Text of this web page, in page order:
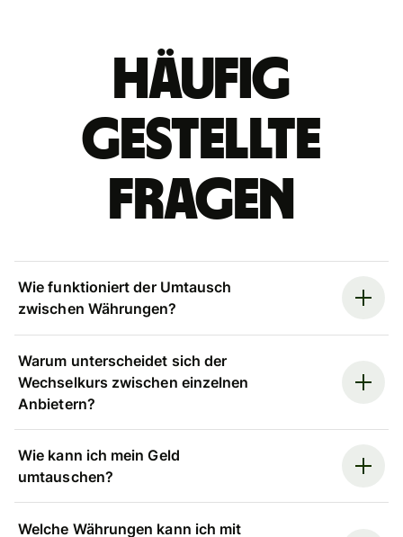
Häufig
gestellte
Fragen
Wie funktioniert der Umtausch
zwischen Währungen?
Warum unterscheidet sich der
Wechselkurs zwischen einzelnen
Anbietern?
Wie kann ich mein Geld
umtauschen?
Welche Währungen kann ich mit